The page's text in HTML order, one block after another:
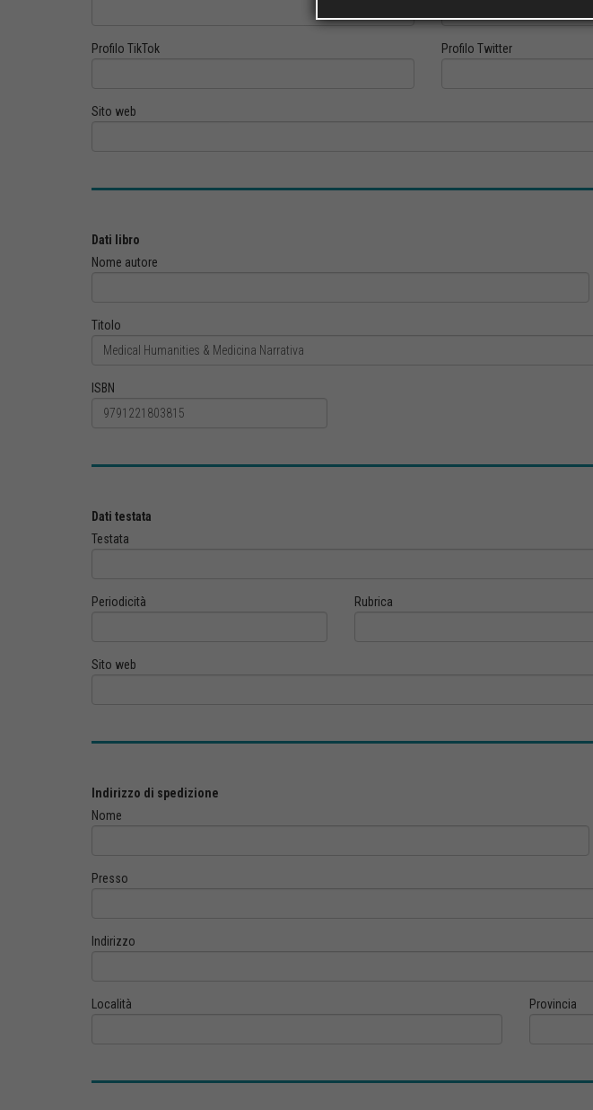
Profilo TikTok Profilo Twitter
Sito web
Dati libro
Nome autore
Titolo
ISBN
Dati testata
Testata
Periodicità Rubrica
Sito web
Indirizzo di spedizione
Nome
Presso
Indirizzo
Località Provincia